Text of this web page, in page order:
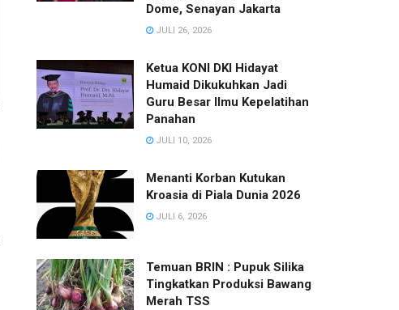
Dome, Senayan Jakarta
JULI 26, 2026
Ketua KONI DKI Hidayat
Humaid Dikukuhkan Jadi
Guru Besar Ilmu Kepelatihan
Panahan
JULI 10, 2026
Menanti Korban Kutukan
Kroasia di Piala Dunia 2026
JULI 6, 2026
Temuan BRIN : Pupuk Silika
Tingkatkan Produksi Bawang
Merah TSS